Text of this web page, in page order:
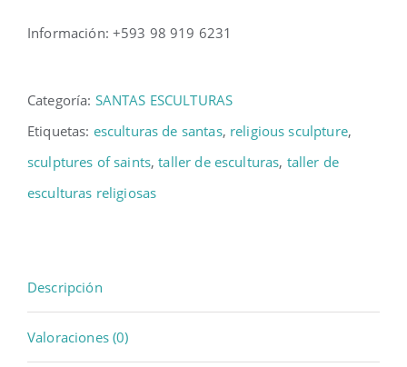
Información: +593 98 919 6231
Categoría: SANTAS ESCULTURAS
Etiquetas: esculturas de santas, religious sculpture,
sculptures of saints,taller de esculturas, taller de
esculturas religiosas
Descripción
Valoraciones (0)